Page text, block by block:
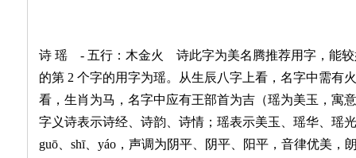
诗 瑶 - 五行：木金火 诗此字为美名腾推荐用字，能较
的第 2 个字的用字为瑶。从生辰八字上看，名字中需有
看，生肖为马，名字中应有王部首为吉（瑶为美玉，寓
字义诗表示诗经、诗韵、诗情；瑶表示美玉、瑶华、瑶
guō、shī、yáo，声调为阴平、阴平、阳平，音律优美，